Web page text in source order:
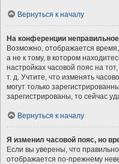
Вернуться к началу
На конференции
Возможно, отображается
а не к тому, в котором
настройках часовой пояс на
т. д. Учтите, что изменять
могут только
зарегистрированы, то сейчас
Вернуться к началу
Я изменил часовой пояс, но
Если вы уверены, что
отображается по-прежнему